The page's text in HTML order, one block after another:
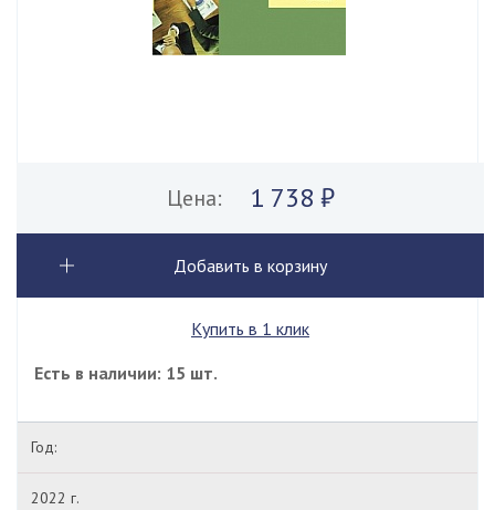
Цена: 1 738 ₽
Добавить в корзину
Купить в 1 клик
Есть в наличии: 15 шт.
Год:
2022 г.